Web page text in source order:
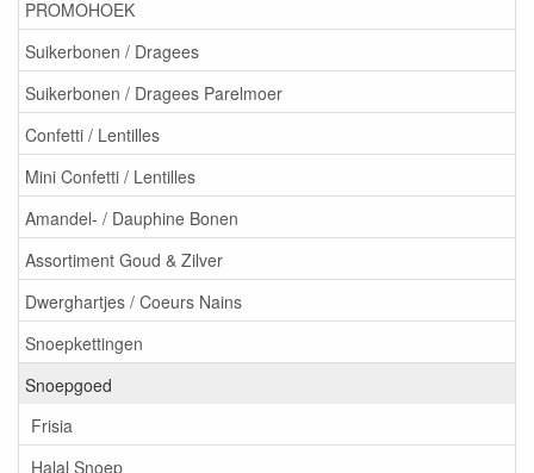
PROMOHOEK
Suikerbonen / Dragees
Suikerbonen / Dragees Parelmoer
Confetti / Lentilles
Mini Confetti / Lentilles
Amandel- / Dauphine Bonen
Assortiment Goud & Zilver
Dwerghartjes / Coeurs Nains
Snoepkettingen
Snoepgoed
Frisia
Halal Snoep